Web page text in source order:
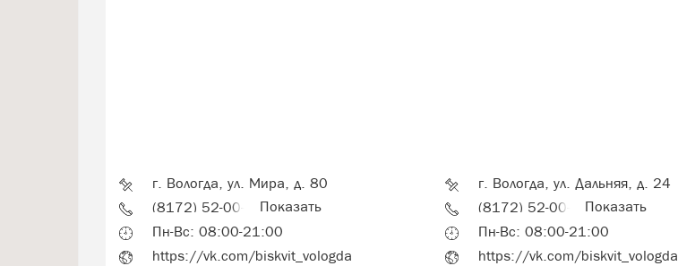
г. Вологда, ул. Мира, д. 80
(8172) 52-00-00Показать
Пн-Вс: 08:00-21:00
https://vk.com/biskvit_vologda
г. Вологда, ул. Дальняя, д. 24
(8172) 52-00-00Показать
Пн-Вс: 08:00-21:00
https://vk.com/biskvit_vologda